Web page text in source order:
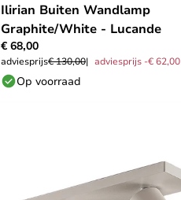
Ilirian Buiten Wandlamp
Graphite/White - Lucande
€ 68,00
adviesprijs€ 130,00 adviesprijs -€ 62,00
Op voorraad